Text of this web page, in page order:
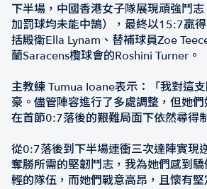
下半場，中國香港女子隊展現頑強鬥
加罰球均未能中鵠），最終以15:7贏
括殿衛Ella Lynam、替補球員Zoe
蘭Saracens欖球會的Roshini Turner。
主教練 Tumua Ioane表示：「我對這
豪。儘管陣容進行了多處調整，但她們
在首節0:7落後的艱難局面下依然尋得
從0:7落後到下半場連衝三次達陣實現
奪勝所需的堅韌鬥志，我為她們感到
輕的隊伍，而她們戰意高昂，且懷有堅